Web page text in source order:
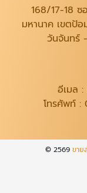
168/17-18
มหานาค เขตป้
วันจันทร์
อีเมล :
โทรศัพท์ :
© 2569 ขาย